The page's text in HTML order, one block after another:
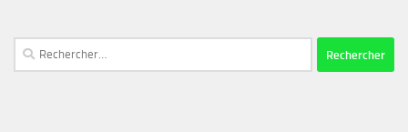
Rechercher :